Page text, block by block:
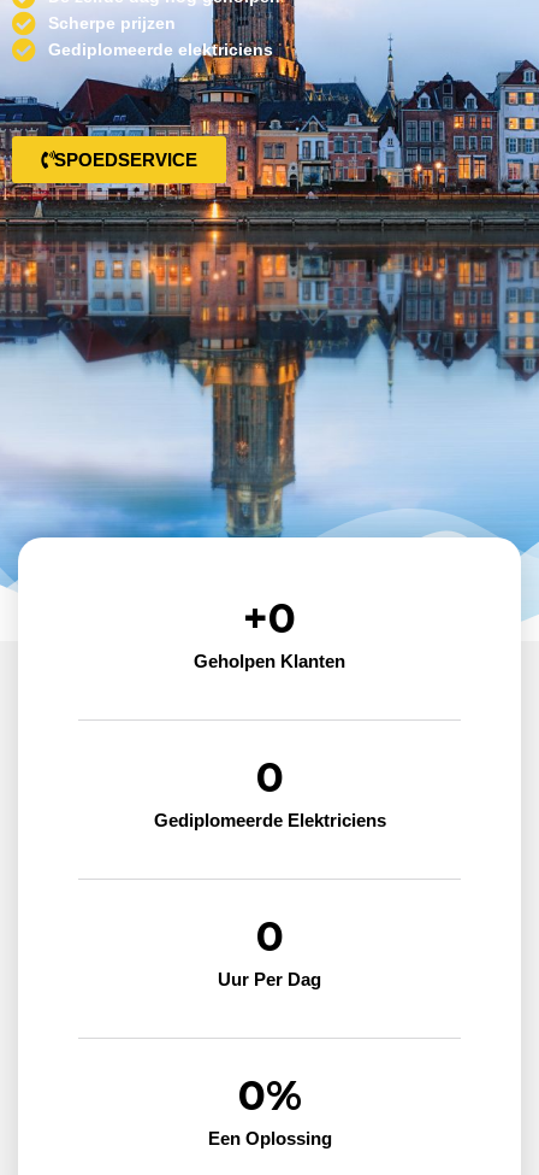
Scherpe prijzen
Gediplomeerde elektriciens
SPOEDSERVICE
Geholpen Klanten
+0
Gediplomeerde Elektriciens
0
Uur Per Dag
0
Een Oplossing
0%